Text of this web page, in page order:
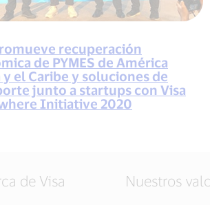
recuperación
de PYMES de América
y el Caribe y soluciones de
junto a startups con Visa
Initiative 2020
de Visa Nuestros